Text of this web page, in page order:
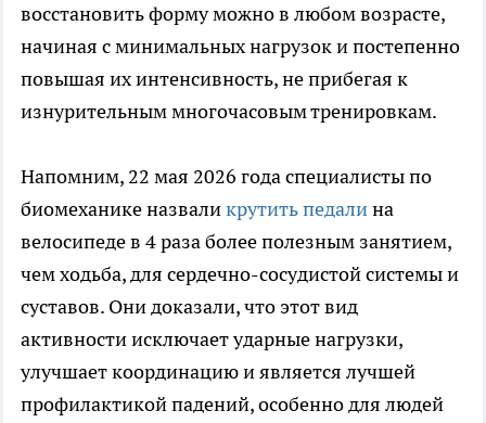
восстановить форму можно в любом возрасте,
начиная с минимальных нагрузок и постепенно
повышая их интенсивность, не прибегая к
изнурительным многочасовым тренировкам.
Напомним, 22 мая 2026 года специалисты по
биомеханике назваликрутить педалина
велосипеде в 4 раза более полезным занятием,
чем ходьба, для сердечно-сосудистой системы и
суставов. Они доказали, что этот вид
активности исключает ударные нагрузки,
улучшает координацию и является лучшей
профилактикой падений, особенно для людей